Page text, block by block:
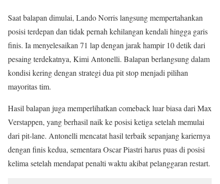
Saat balapan dimulai, Lando Norris langsung mempertahankan
posisi terdepan dan tidak pernah kehilangan kendali hingga garis
finis. Ia menyelesaikan 71 lap dengan jarak hampir 10 detik dari
pesaing terdekatnya, Kimi Antonelli. Balapan berlangsung dalam
kondisi kering dengan strategi dua pit stop menjadi pilihan
mayoritas tim.
Hasil balapan juga memperlihatkan comeback luar biasa dari Max
Verstappen, yang berhasil naik ke posisi ketiga setelah memulai
dari pit-lane. Antonelli mencatat hasil terbaik sepanjang kariernya
dengan finis kedua, sementara Oscar Piastri harus puas di posisi
kelima setelah mendapat penalti waktu akibat pelanggaran restart.